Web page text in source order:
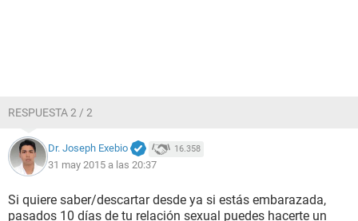
RESPUESTA 2 / 2
Dr. Joseph Exebio 16.358
31 may 2015 a las 20:37
Si quiere saber/descartar desde ya si estás embarazada,
pasados 10 días de tu relación sexual puedes hacerte un